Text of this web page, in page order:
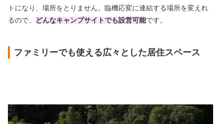
トになり、場所をとりません。臨機応変に連結する場所を変えれ
るので、
どんなキャンプサイトでも設営可能です。
ファミリーでも使える広々とした居住スペース